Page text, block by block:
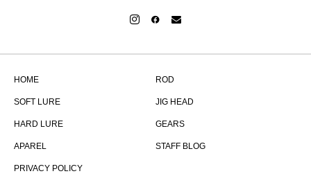
HOME ROD
SOFT LURE JIG HEAD
HARD LURE GEARS
APAREL STAFF BLOG
PRIVACY POLICY